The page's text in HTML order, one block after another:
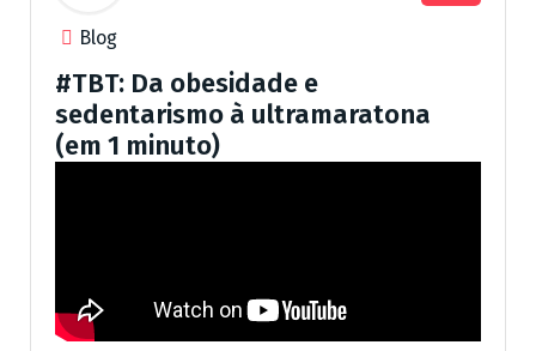
Blog
#TBT: Da obesidade e
sedentarismo à ultramaratona
(em 1 minuto)